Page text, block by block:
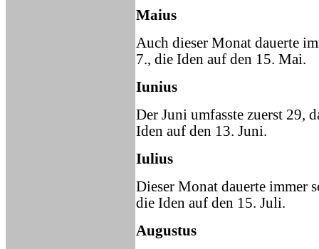
Maius
Auch dieser Monat dauerte
7., die Iden auf den 15. Mai.
Iunius
Der Juni umfasste zuerst 29,
Iden auf den 13. Juni.
Iulius
Dieser Monat dauerte immer
die Iden auf den 15. Juli.
Augustus